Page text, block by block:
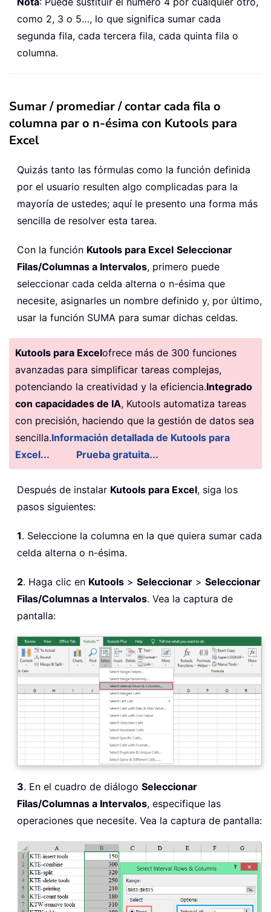
como 2, 3 o 5…, lo que significa sumar cada
segunda fila, cada tercera fila, cada quinta fila o
columna.
Sumar / promediar / contar cada fila o
columna par o n-ésima con Kutools para
Excel
Quizás tanto las fórmulas como la función definida
por el usuario resulten algo complicadas para la
mayoría de ustedes; aquí le presento una forma más
sencilla de resolver esta tarea.
Con la función Kutools para Excel Seleccionar
Filas/Columnas a Intervalos, primero puede
seleccionar cada celda alterna o n-ésima que
necesite, asignarles un nombre definido y, por último,
usar la función SUMA para sumar dichas celdas.
Kutools para Excelofrece más de 300 funciones
avanzadas para simplificar tareas complejas,
potenciando la creatividad y la eficiencia.Integrado
con capacidades de IA, Kutools automatiza tareas
con precisión, haciendo que la gestión de datos sea
sencilla.Información detallada de Kutools para
Excel...
Prueba gratuita...
Después de instalar Kutools para Excel, siga los
pasos siguientes:
1. Seleccione la columna en la que quiera sumar cada
celda alterna o n-ésima.
2. Haga clic en Kutools > Seleccionar > Seleccionar
Filas/Columnas a Intervalos. Vea la captura de
pantalla:
3. En el cuadro de diálogo Seleccionar
Filas/Columnas a Intervalos, especifique las
operaciones que necesite. Vea la captura de pantalla: